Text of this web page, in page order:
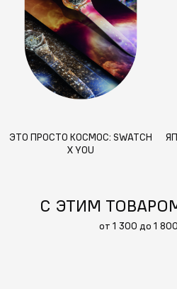
ЭТО ПРОСТО КОСМОС: SWATCH
X YOU
С ЭТИМ
от 1 300 до 1